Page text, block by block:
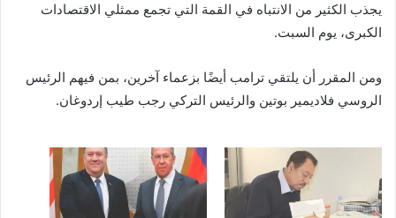
يجذب الكثير من الانتباه في القمة التي تجمع ممثلي الاقتصادات
الكبرى، يوم السبت.
ومن المقرر أن يلتقي ترامب أيضًا بزعماء آخرين، بمن فيهم الرئيس
الروسي فلاديمير بوتين والرئيس التركي رجب طيب إردوغان.